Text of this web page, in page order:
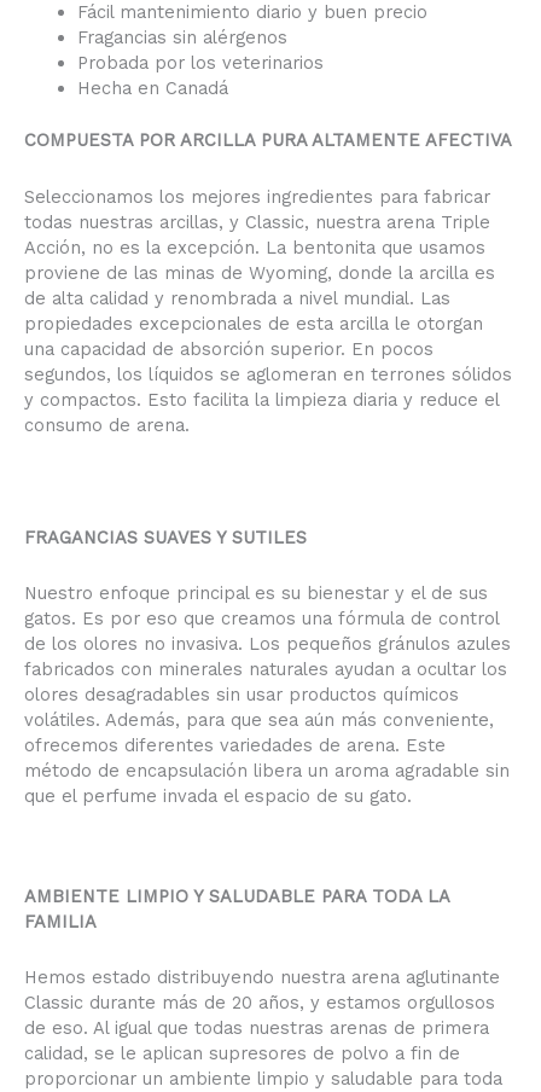
Fácil mantenimiento diario y buen precio
Fragancias sin alérgenos
Probada por los veterinarios
Hecha en Canadá
COMPUESTA POR ARCILLA PURA ALTAMENTE AFECTIVA
Seleccionamos los mejores ingredientes para fabricar
todas nuestras arcillas, y Classic, nuestra arena Triple
Acción, no es la excepción. La bentonita que usamos
proviene de las minas de Wyoming, donde la arcilla es
de alta calidad y renombrada a nivel mundial. Las
propiedades excepcionales de esta arcilla le otorgan
una capacidad de absorción superior. En pocos
segundos, los líquidos se aglomeran en terrones sólidos
y compactos. Esto facilita la limpieza diaria y reduce el
consumo de arena.
FRAGANCIAS SUAVES Y SUTILES
Nuestro enfoque principal es su bienestar y el de sus
gatos. Es por eso que creamos una fórmula de control
de los olores no invasiva. Los pequeños gránulos azules
fabricados con minerales naturales ayudan a ocultar los
olores desagradables sin usar productos químicos
volátiles. Además, para que sea aún más conveniente,
ofrecemos diferentes variedades de arena. Este
método de encapsulación libera un aroma agradable sin
que el perfume invada el espacio de su gato.
AMBIENTE LIMPIO Y SALUDABLE PARA TODA LA
FAMILIA
Hemos estado distribuyendo nuestra arena aglutinante
Classic durante más de 20 años, y estamos orgullosos
de eso. Al igual que todas nuestras arenas de primera
calidad, se le aplican supresores de polvo a fin de
proporcionar un ambiente limpio y saludable para toda